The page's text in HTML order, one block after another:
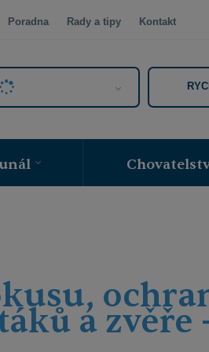
Poradna Rady a tipy Kontakt
a zvěře